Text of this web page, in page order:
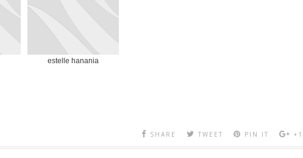
estelle hanania
SHARE TWEET PIN IT +1